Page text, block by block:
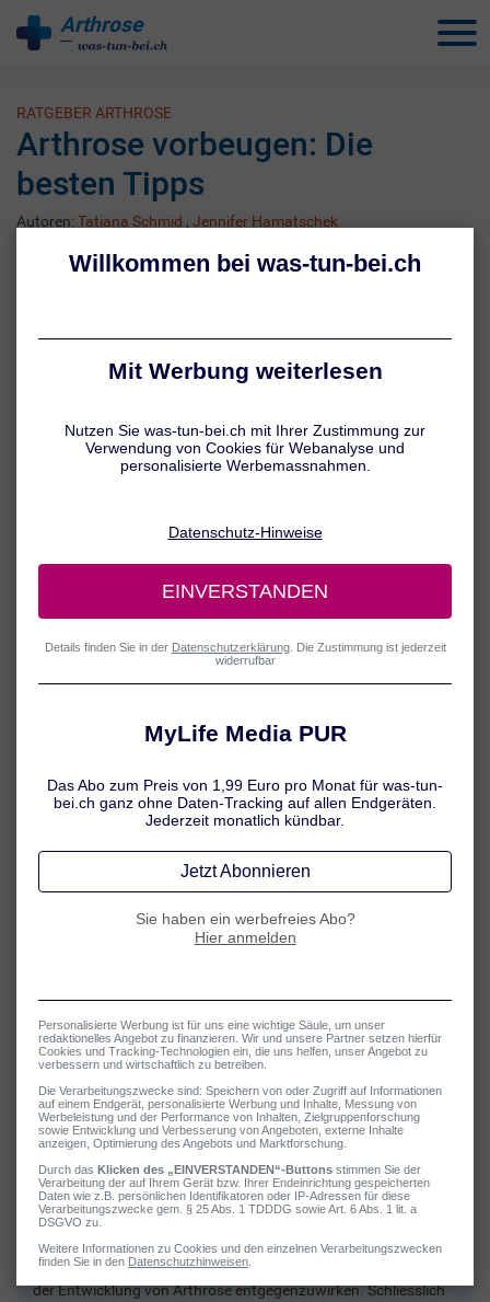
Arthrose
RATGEBER ARTHROSE
Arthrose vorbeugen: Die
besten Tipps
Autoren:Tatiana Schmid , Jennifer Hamatschek
Übergewicht vermeiden
Übergewicht gilt als Risikofaktor für die Entwicklung von
überflüssigen Pfunde im wahrsten Sinne des Wortes
bedeutet eine Mehrbelastung des Kniegelenks von drei
Kilogramm. Möglicherweise bewirkt Übergewicht jedoch auch
über Veränderungen im Stoffwechsel negative Effekte auf viele
weitere Gelenke. Ein gesundes Körpergewicht sollte daher das
Sanfte Bewegung & Muskelaufbau
Viel Bewegung ist eine der zentralen Basismassnahmen, um
der Entwicklung von Arthrose entgegenzuwirken. Schliesslich